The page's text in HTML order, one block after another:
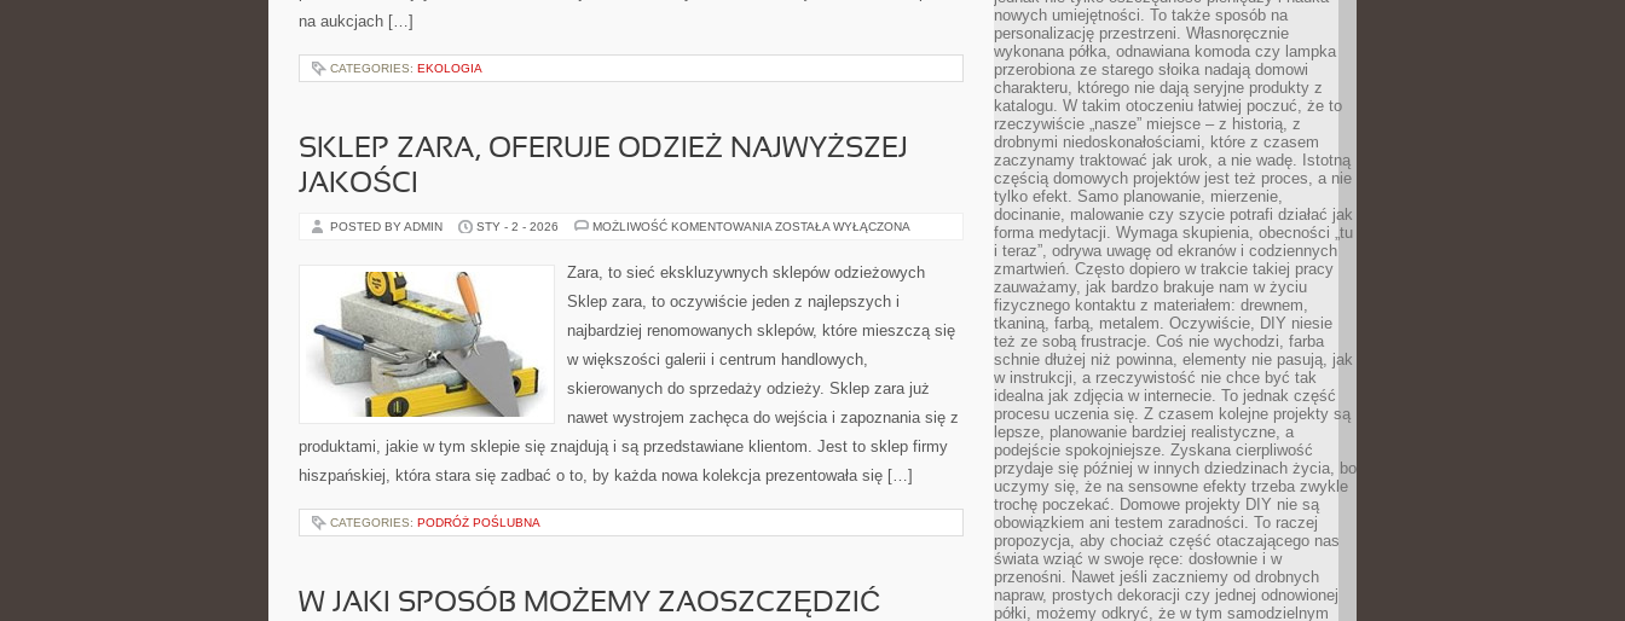
na aukcjach […]
CATEGORIES: EKOLOGIA
SKLEP ZARA, OFERUJE ODZIEŻ NAJWYŻSZEJ
JAKOŚCI
POSTED BY ADMIN STY - 2 - 2026 MOŻLIWOŚĆ KOMENTOWANIA SKLEP
ODZIEŻ
NAJWYŻSZEJ
ZOSTAŁA WYŁĄCZONA
Zara, to sieć ekskluzywnych sklepów odzieżowych
Sklep zara, to oczywiście jeden z najlepszych i
najbardziej renomowanych sklepów, które mieszczą się
w większości galerii i centrum handlowych,
skierowanych do sprzedaży odzieży. Sklep zara już
nawet wystrojem zachęca do wejścia i zapoznania się z
produktami, jakie w tym sklepie się znajdują i są przedstawiane klientom. Jest to sklep firmy
hiszpańskiej, która stara się zadbać o to, by każda nowa kolekcja prezentowała się […]
CATEGORIES: PODRÓŻ POŚLUBNA
W JAKI SPOSÓB MOŻEMY ZAOSZCZĘDZIĆ
nowych umiejętności. To także sposób na
personalizację przestrzeni. Własnoręcznie
wykonana półka, odnawiana komoda czy lampka
przerobiona ze starego słoika nadają domowi
charakteru, którego nie dają seryjne produkty z
katalogu. W takim otoczeniu łatwiej poczuć, że to
rzeczywiście „nasze” miejsce – z historią, z
drobnymi niedoskonałościami, które z czasem
zaczynamy traktować jak urok, a nie wadę. Istotną
częścią domowych projektów jest też proces, a nie
tylko efekt. Samo planowanie, mierzenie,
docinanie, malowanie czy szycie potrafi działać jak
forma medytacji. Wymaga skupienia, obecności „tu
i teraz”, odrywa uwagę od ekranów i codziennych
zmartwień. Często dopiero w trakcie takiej pracy
zauważamy, jak bardzo brakuje nam w życiu
fizycznego kontaktu z materiałem: drewnem,
tkaniną, farbą, metalem. Oczywiście, DIY niesie
też ze sobą frustracje. Coś nie wychodzi, farba
schnie dłużej niż powinna, elementy nie pasują, jak
w instrukcji, a rzeczywistość nie chce być tak
idealna jak zdjęcia w internecie. To jednak część
procesu uczenia się. Z czasem kolejne projekty są
lepsze, planowanie bardziej realistyczne, a
podejście spokojniejsze. Zyskana cierpliwość
przydaje się później w innych dziedzinach życia, bo
uczymy się, że na sensowne efekty trzeba zwykle
trochę poczekać. Domowe projekty DIY nie są
obowiązkiem ani testem zaradności. To raczej
propozycja, aby chociaż część otaczającego nas
świata wziąć w swoje ręce: dosłownie i w
przenośni. Nawet jeśli zaczniemy od drobnych
napraw, prostych dekoracji czy jednej odnowionej
półki, możemy odkryć, że w tym samodzielnym